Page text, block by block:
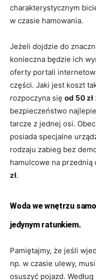
charakterystycznym
w czasie hamowania.
Jeżeli dojdzie do
konieczna będzie ich
oferty portali
części. Jaki jest koszt
rozpoczyna się od 50 zł
bezpieczeństwo
tarcze z jednej osi.
posiada specjalne
rodzaju zabieg bez
hamulcowe na
zł.
Woda we wnętrzu
jedynym ratunkiem.
Pamiętajmy, że jeśli
np. w czasie ulewy,
osuszyć pojazd.